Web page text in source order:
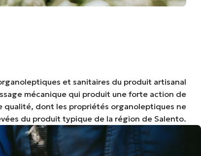
et sanitaires du produit artisanal
mécanique qui produit une forte action de
qualité, dont les propriétés organoleptiques ne
du produit typique de la région de Salento.